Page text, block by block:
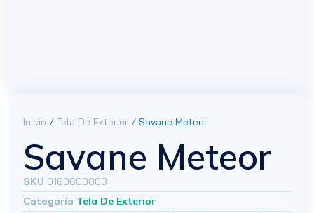
Inicio / Tela De Exterior / Savane Meteor
Savane Meteor
SKU 0160600003
Categoría Tela De Exterior